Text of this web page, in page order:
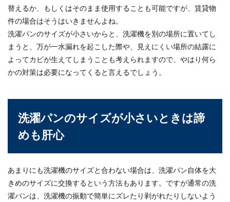
替えるか、もしくはそのまま使用することも可能ですが、賃貸物
件の場合はそうはいきませんよね。
洗濯パンのサイズが小さいからと、洗濯機を別の場所に置いてし
まうと、万が一水漏れを起こした際や、見えにくい場所の結露に
よってカビが生えてしまうことも考えられますので、やはり何ら
かの対策は必要になってくると言えるでしょう。
洗濯パンのサイズが小さいときは諦
めも肝心
あまりにも洗濯機のサイズと合わない場合は、洗濯パン自体を大
きめのサイズに交換するという方法もあります。ですが通常の洗
濯パンは、洗濯機の振動で簡単にズレたり剥がれたりしないよう